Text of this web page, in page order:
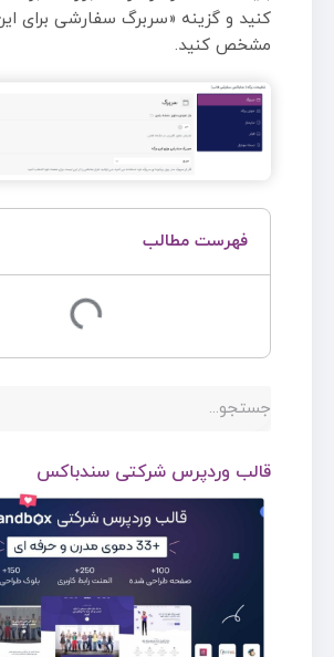
فهرست مطالب
قالب وردپرس شرکتی سندباکس
کنید و گزینه «سربرگ سفارشی برای
مشخص کنید.